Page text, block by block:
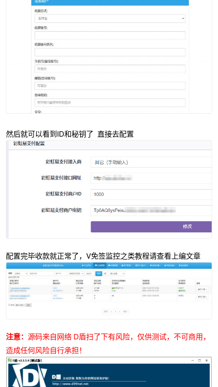
然后就可以看到ID和秘钥了 直接去配置
配置完毕收款就正常了，V免签监控之类教程请查看上编文章
注意：源码来自网络 D盾扫了下有风险，仅供测试，不可商用，
造成任何风险自行承担！